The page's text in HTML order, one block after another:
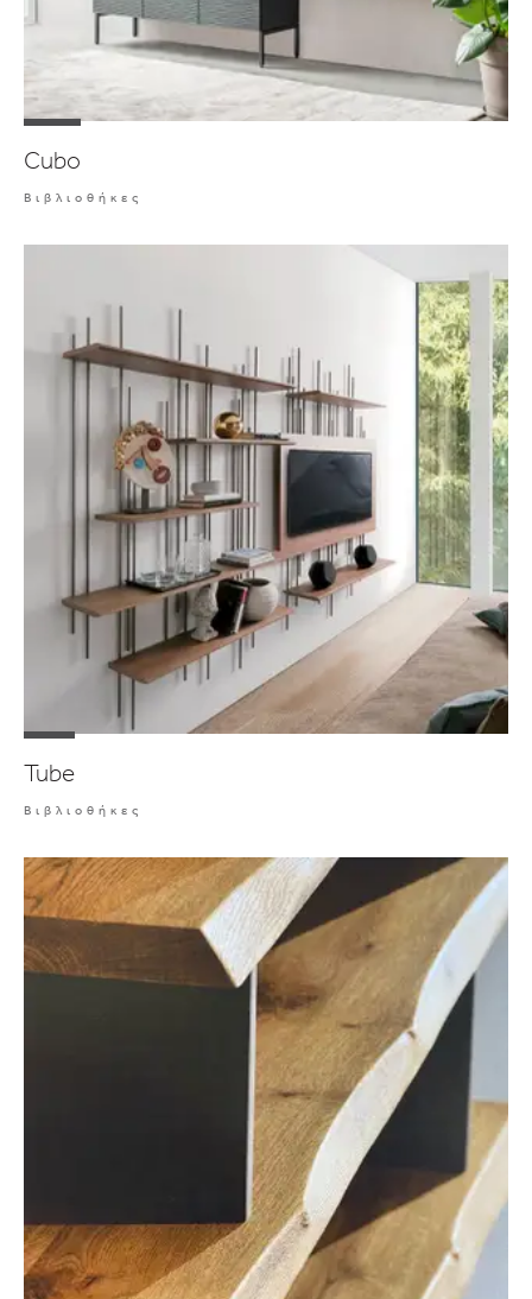
Cubo
Βιβλιοθήκες
Tube
Βιβλιοθήκες